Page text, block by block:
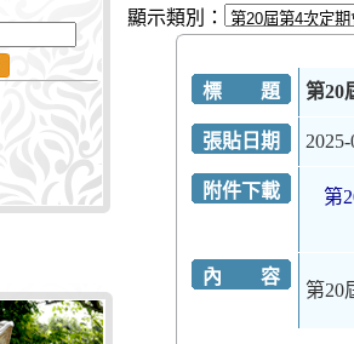
顯示類別：
標 題 第20
張貼日期
附件下載 第
內 容
第20